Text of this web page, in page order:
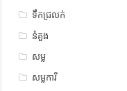
ទឹកជ្រលក់
នំគួង
សម្ល
សម្លការី